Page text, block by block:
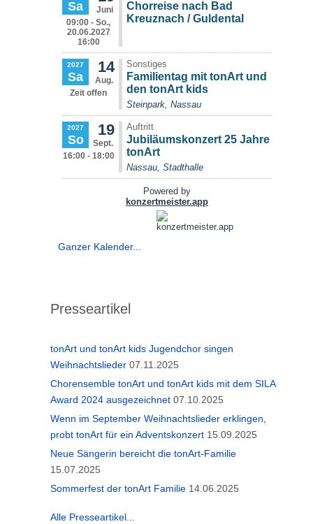
Ganzer Kalender...
Presseartikel
tonArt und tonArt kids Jugendchor singen
Weihnachtslieder 07.11.2025
Chorensemble tonArt und tonArt kids mit dem SILA
Award 2024 ausgezeichnet 07.10.2025
Wenn im September Weihnachtslieder erklingen,
probt tonArt für ein Adventskonzert 15.09.2025
Neue Sängerin bereicht die tonArt-Familie
15.07.2025
Sommerfest der tonArt Familie 14.06.2025
Alle Presseartikel...